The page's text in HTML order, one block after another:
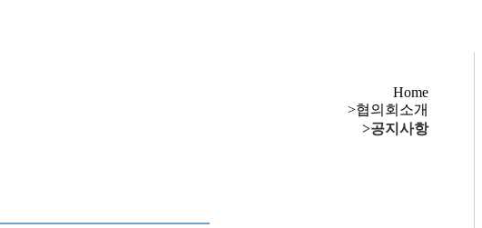
Home
협의회소개
공지사항